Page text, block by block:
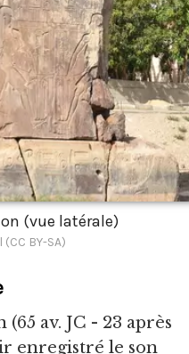
(vue latérale)
BY-SA)
av. JC - 23 après
enregistré le son